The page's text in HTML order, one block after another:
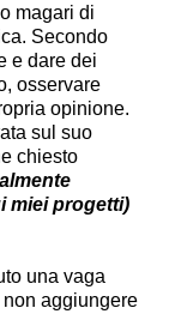
o magari di
Secondo
e dare dei
osservare
opinione.
sul suo
chiesto
miei progetti)
una vaga
non aggiungere